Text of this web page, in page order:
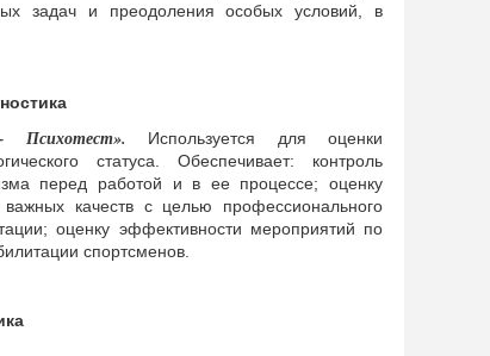
задач и преодоления особых условий, в
Используется для оценки
статуса. Обеспечивает: контроль
перед работой и в ее процессе; оценку
качеств с целью профессионального
оценку эффективности мероприятий по
спортсменов.